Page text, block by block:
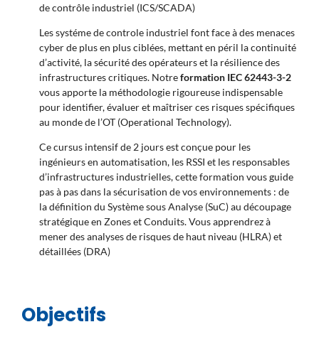
de contrôle industriel (ICS/SCADA)
Les systéme de controle industriel font face à des menaces
cyber de plus en plus ciblées, mettant en péril la continuité
d’activité, la sécurité des opérateurs et la résilience des
infrastructures critiques. Notreformation IEC 62443-3-2
vous apporte la méthodologie rigoureuse indispensable
pour identifier, évaluer et maîtriser ces risques spécifiques
au monde de l’OT (Operational Technology).
Ce cursus intensif de 2 jours est conçue pour les
ingénieurs en automatisation, les RSSI et les responsables
d’infrastructures industrielles, cette formation vous guide
pas à pas dans la sécurisation de vos environnements : de
la définition du Système sous Analyse (SuC) au découpage
stratégique en Zones et Conduits. Vous apprendrez à
mener des analyses de risques de haut niveau (HLRA) et
détaillées (DRA)
Objectifs